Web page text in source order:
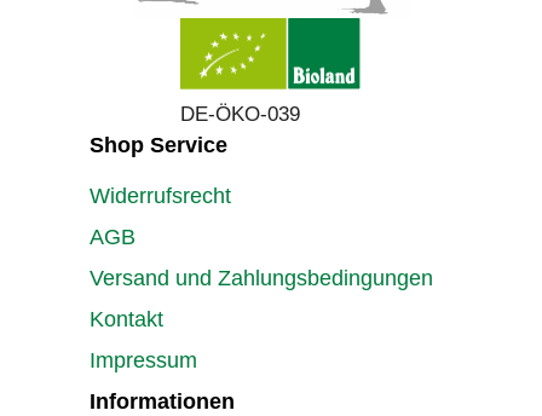
DE-ÖKO-039
Shop Service
Widerrufsrecht
AGB
Versand und Zahlungsbedingungen
Kontakt
Impressum
Informationen